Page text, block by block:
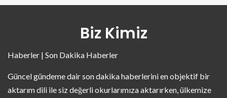
Biz Kimiz
Haberler | Son Dakika Haberler
Güncel gündeme dair son dakika haberlerini en objektif bir
aktarım dili ile siz değerli okurlarımıza aktarırken, ülkemize